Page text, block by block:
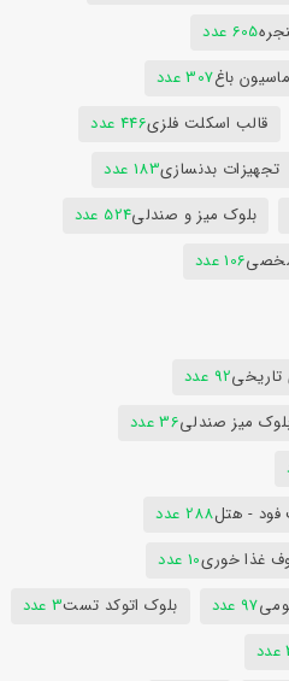
605 عدد
باغ307 عدد
قالب اسکلت فلزی446 عدد
تجهیزات بدنسازی183 عدد
بلوک میز و صندلی524 عدد
106 عدد
تاریخی92 عدد
میز صندلی36 عدد
فود - هتل288 عدد
غذا خوری10 عدد
97 عدد بلوک اتوکد تست3 عدد